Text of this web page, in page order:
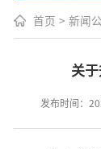
首页 > 新闻
关
发布时间：